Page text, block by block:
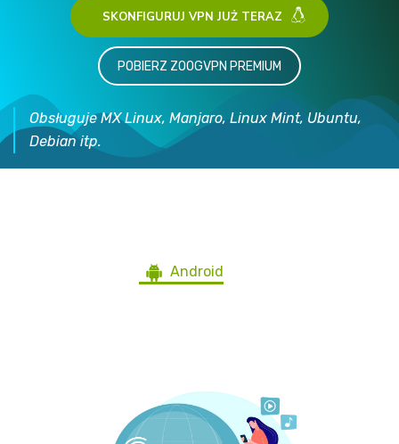
SKONFIGURUJ VPN JUŻ TERAZ
POBIERZ ZOOGVPN PREMIUM
Obsługuje MX Linux, Manjaro, Linux Mint, Ubuntu,
Debian itp.
Android